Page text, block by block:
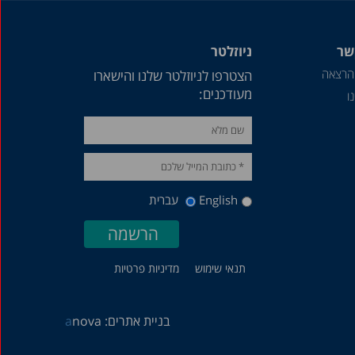
יולי 2018
יוני 2018
אפריל 2018
מרץ 2018
פברואר 2018
ינואר 2018
דצמבר 2017
אוקטובר 2017
ניוזלטר
הצטרפו לניוזלטר שלנו והישארו
מעודכנים:
English עברית
תנאי שימוש מדיניות פרטיות
בניית אתרים: anova